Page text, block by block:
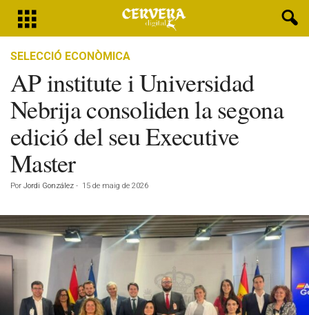
SELECCIÓ ECONÒMICA
AP institute i Universidad
Nebrija consoliden la segona
edició del seu Executive
Master
Por Jordi González - 15 de maig de 2026